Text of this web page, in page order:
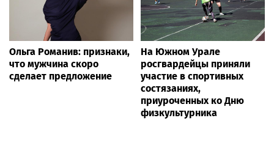
Ольга Романив: признаки,
что мужчина скоро
сделает предложение
На Южном Урале
росгвардейцы приняли
участие в спортивных
состязаниях,
приуроченных ко Дню
физкультурника